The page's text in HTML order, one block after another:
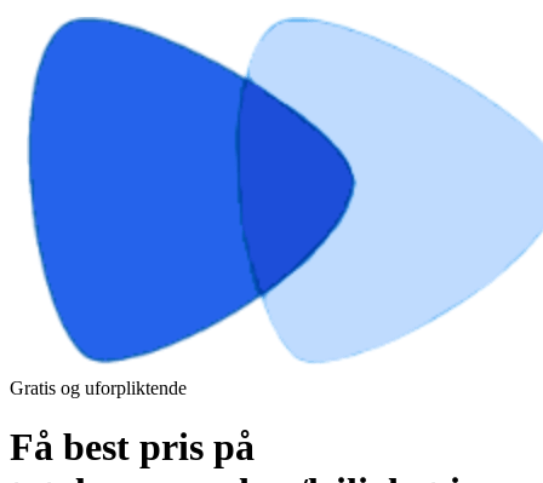
Gratis og uforpliktende
Få best pris på